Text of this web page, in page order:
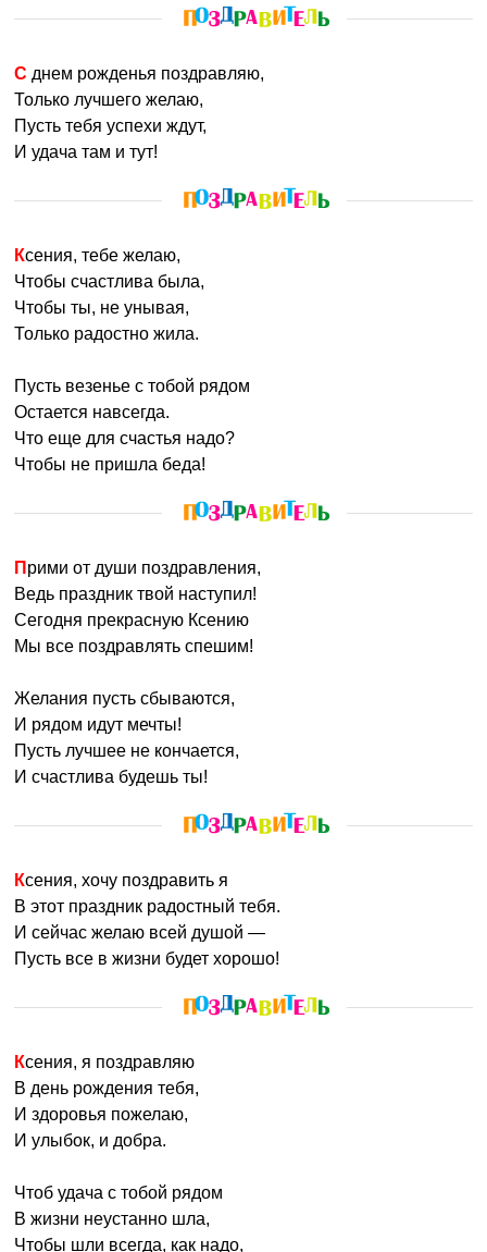
С днем рожденья поздравляю,
Только лучшего желаю,
Пусть тебя успехи ждут,
И удача там и тут!
Ксения, тебе желаю,
Чтобы счастлива была,
Чтобы ты, не унывая,
Только радостно жила.
Пусть везенье с тобой рядом
Остается навсегда.
Что еще для счастья надо?
Чтобы не пришла беда!
Прими от души поздравления,
Ведь праздник твой наступил!
Сегодня прекрасную Ксению
Мы все поздравлять спешим!
Желания пусть сбываются,
И рядом идут мечты!
Пусть лучшее не кончается,
И счастлива будешь ты!
Ксения, хочу поздравить я
В этот праздник радостный тебя.
И сейчас желаю всей душой —
Пусть все в жизни будет хорошо!
Ксения, я поздравляю
В день рождения тебя,
И здоровья пожелаю,
И улыбок, и добра.
Чтоб удача с тобой рядом
В жизни неустанно шла,
Чтобы шли всегда, как надо,